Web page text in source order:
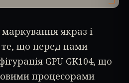
якраз і
що перед нами
GPU GK104, що
процесорами